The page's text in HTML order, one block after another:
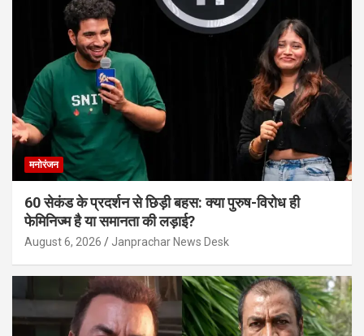
मनोरंजन
60 सेकंड के प्रदर्शन से छिड़ी बहस: क्या पुरुष-विरोध ही
फेमिनिज्म है या समानता की लड़ाई?
August 6, 2026 Janprachar News Desk